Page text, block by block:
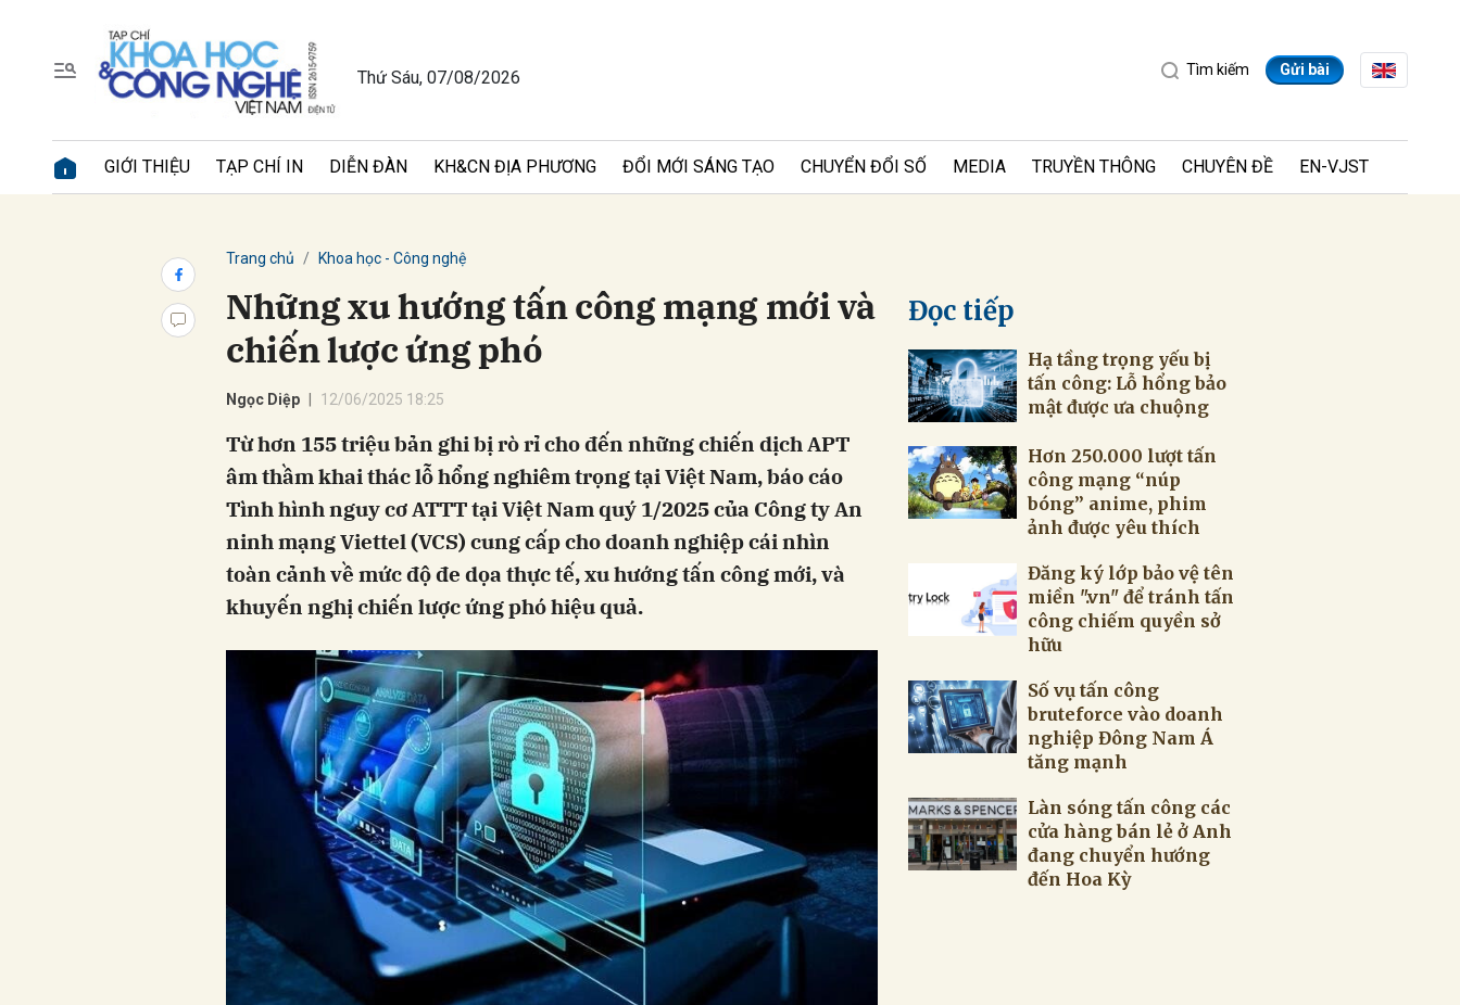
Thứ Sáu, 07/08/2026 Tìm kiếm Gửi bài
GIỚI THIỆU TẠP CHÍ IN DIỄN ĐÀN KH&CN ĐỊA PHƯƠNG ĐỔI MỚI SÁNG TẠO CHUYỂN ĐỔI SỐ MEDIA TRUYỀN THÔNG CHUYÊN ĐỀ EN-VJST
Trang chủ Khoa học - Công nghệ
Những xu hướng tấn công mạng mới và
chiến lược ứng phó
Ngọc Diệp 12/06/2025 18:25
Từ hơn 155 triệu bản ghi bị rò rỉ cho đến những chiến dịch APT
âm thầm khai thác lỗ hổng nghiêm trọng tại Việt Nam, báo cáo
Tình hình nguy cơ ATTT tại Việt Nam quý 1/2025 của Công ty An
ninh mạng Viettel (VCS) cung cấp cho doanh nghiệp cái nhìn
toàn cảnh về mức độ đe dọa thực tế, xu hướng tấn công mới, và
khuyến nghị chiến lược ứng phó hiệu quả.
Đọc tiếp
Hạ tầng trọng yếu bị
tấn công: Lỗ hổng bảo
mật được ưa chuộng
Hơn 250.000 lượt tấn
công mạng “núp
bóng” anime, phim
ảnh được yêu thích
Đăng ký lớp bảo vệ tên
miền ".vn" để tránh tấn
công chiếm quyền sở
hữu
Số vụ tấn công
bruteforce vào doanh
nghiệp Đông Nam Á
tăng mạnh
Làn sóng tấn công các
cửa hàng bán lẻ ở Anh
đang chuyển hướng
đến Hoa Kỳ
Gửi